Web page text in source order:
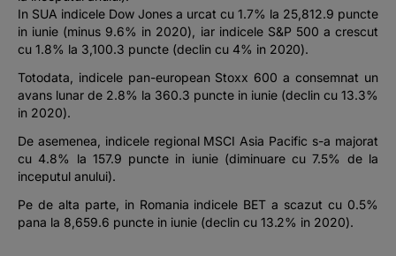
In SUA indicele Dow Jones a urcat cu 1.7% la 25,812.9 puncte
in iunie (minus 9.6% in 2020), iar indicele S&P 500 a crescut
cu 1.8% la 3,100.3 puncte (declin cu 4% in 2020).
Totodata, indicele pan-european Stoxx 600 a consemnat un
avans lunar de 2.8% la 360.3 puncte in iunie (declin cu 13.3%
in 2020).
De asemenea, indicele regional MSCI Asia Pacific s-a majorat
cu 4.8% la 157.9 puncte in iunie (diminuare cu 7.5% de la
inceputul anului).
Pe de alta parte, in Romania indicele BET a scazut cu 0.5%
pana la 8,659.6 puncte in iunie (declin cu 13.2% in 2020).